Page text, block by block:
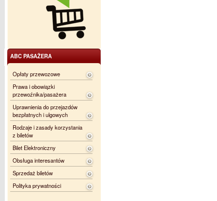
ABC PASAŻERA
Opłaty przewozowe
Prawa i obowiązki
przewoźnika/pasażera
Uprawnienia do przejazdów
bezpłatnych i ulgowych
Rodzaje i zasady korzystania
z biletów
Bilet Elektroniczny
Obsługa interesantów
Sprzedaż biletów
Polityka prywatności